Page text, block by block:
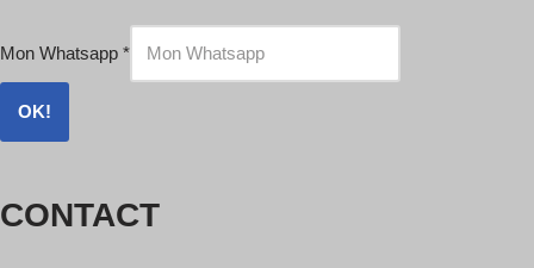
Mon Whatsapp *
OK!
CONTACT